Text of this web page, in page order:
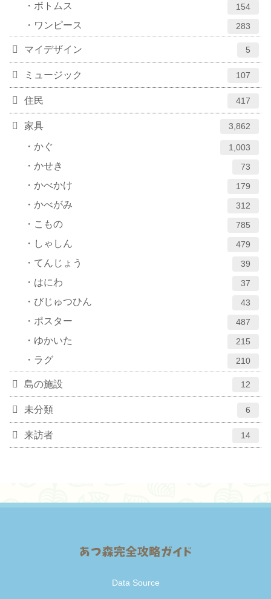
ボトムス 154
ワンピース 283
マイデザイン 5
ミュージック 107
住民 417
家具 3,862
かぐ 1,003
かせき 73
かべかけ 179
かべがみ 312
こもの 785
しゃしん 479
てんじょう 39
はにわ 37
びじゅつひん 43
ポスター 487
ゆかいた 215
ラグ 210
島の施設 12
未分類 6
来訪者 14
Data Source